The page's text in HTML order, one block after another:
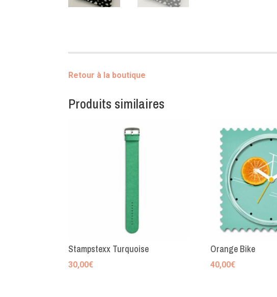
Retour à la boutique
Produits similaires
Stampstexx Turquoise
30,00€
Orange Bike
40,00€